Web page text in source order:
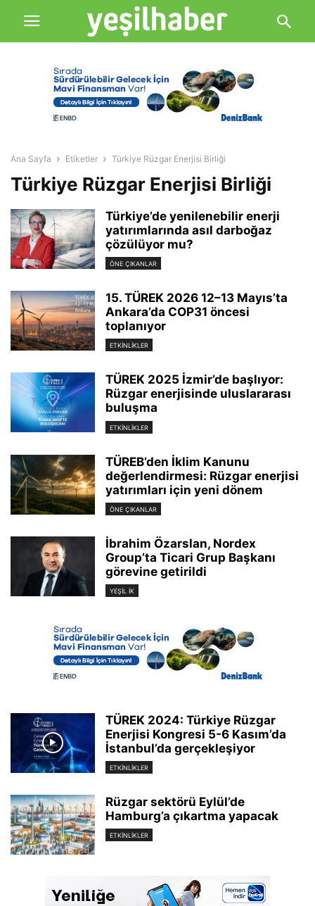
Ana Sayfa Etiketler Türkiye Rüzgar Enerjisi Birliği
Türkiye Rüzgar Enerjisi Birliği
Türkiye’de yenilenebilir enerji
yatırımlarında asıl darboğaz
çözülüyor mu?
ÖNE ÇIKANLAR
15. TÜREK 2026 12–13 Mayıs’ta
Ankara’da COP31 öncesi
toplanıyor
ETKINLIKLER
TÜREK 2025 İzmir’de başlıyor:
Rüzgar enerjisinde uluslararası
buluşma
ETKINLIKLER
TÜREB’den İklim Kanunu
değerlendirmesi: Rüzgar enerjisi
yatırımları için yeni dönem
ÖNE ÇIKANLAR
İbrahim Özarslan, Nordex
Group’ta Ticari Grup Başkanı
görevine getirildi
YEŞIL İK
TÜREK 2024: Türkiye Rüzgar
Enerjisi Kongresi 5-6 Kasım’da
İstanbul’da gerçekleşiyor
ETKINLIKLER
Rüzgar sektörü Eylül’de
Hamburg’a çıkartma yapacak
ETKINLIKLER